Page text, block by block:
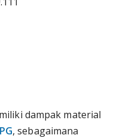
dampak material
, sebagaimana